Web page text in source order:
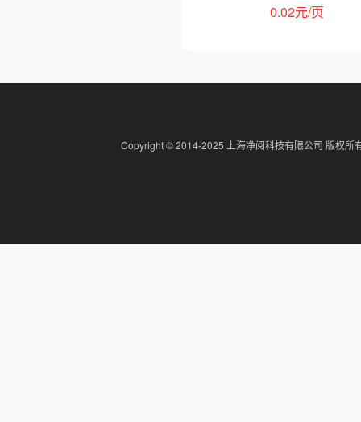
0.02元/页
Copyright © 2014-2025 上海净阅科技有限公司 版权所